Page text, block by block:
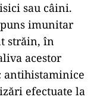
sau câini.
imunitar
străin, în
acestor
antihistaminice
efectuate la